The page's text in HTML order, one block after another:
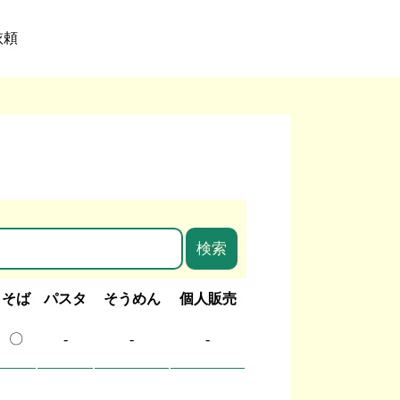
頼
そば パスタ そうめん 個人販売
〇 - - -